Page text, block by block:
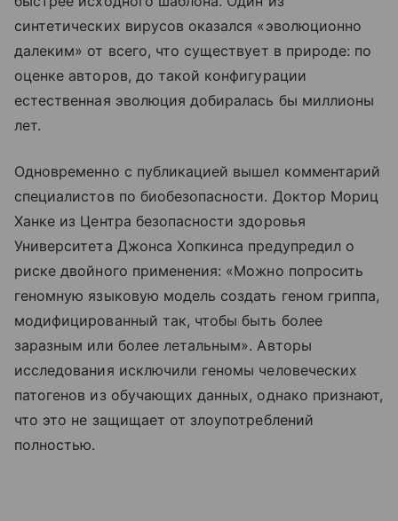
синтетических вирусов оказался «эволюционно
далеким» от всего, что существует в природе: по
оценке авторов, до такой конфигурации
естественная эволюция добиралась бы миллионы
лет.
Одновременно с публикацией вышел комментарий
специалистов по биобезопасности. Доктор Мориц
Ханке из Центра безопасности здоровья
Университета Джонса Хопкинса предупредил о
риске двойного применения: «Можно попросить
геномную языковую модель создать геном гриппа,
модифицированный так, чтобы быть более
заразным или более летальным». Авторы
исследования исключили геномы человеческих
патогенов из обучающих данных, однако признают,
что это не защищает от злоупотреблений
полностью.